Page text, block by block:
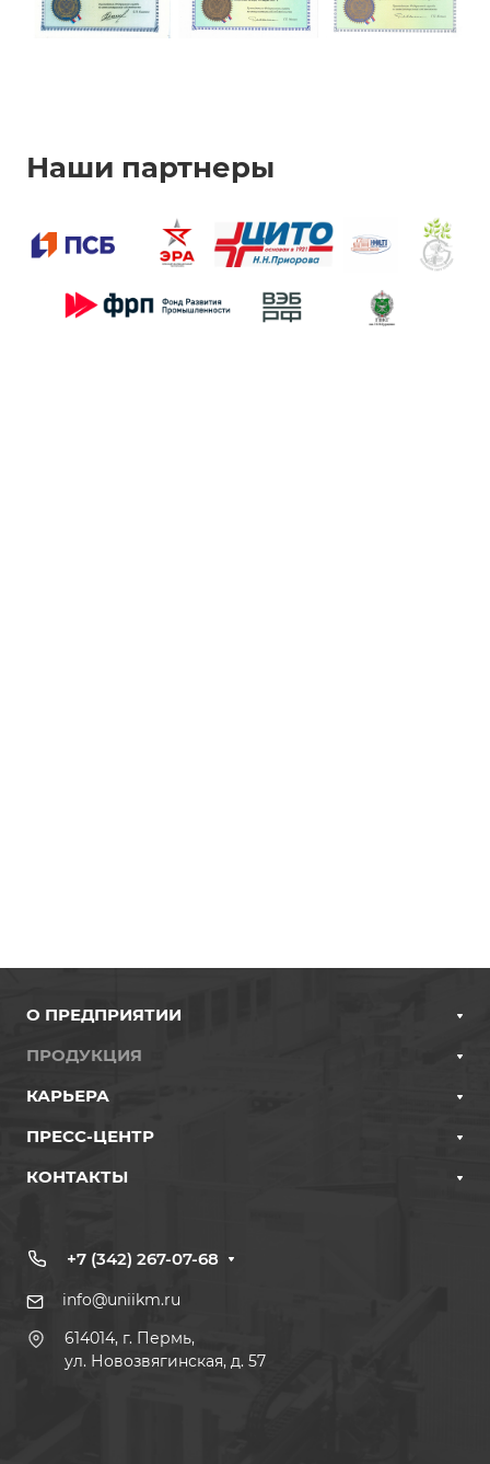
Наши партнеры
О ПРЕДПРИЯТИИ
ПРОДУКЦИЯ
КАРЬЕРА
ПРЕСС-ЦЕНТР
КОНТАКТЫ
+7 (342) 267-07-68
info@uniikm.ru
614014, г. Пермь,
ул. Новозвягинская, д. 57